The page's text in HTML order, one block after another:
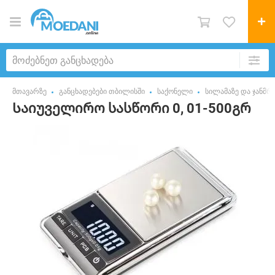
მთავარზე განცხადებები თბილისში საქონელი სილამაზე და
Საიუველირო სასწორი 0, 01-500გრ